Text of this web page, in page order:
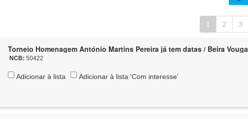
1 2 3
Torneio Homenagem António Martins Pereira já tem datas / Beira Vouga
NCB:50422
Adicionar à lista Adicionar à lista 'Com interesse'